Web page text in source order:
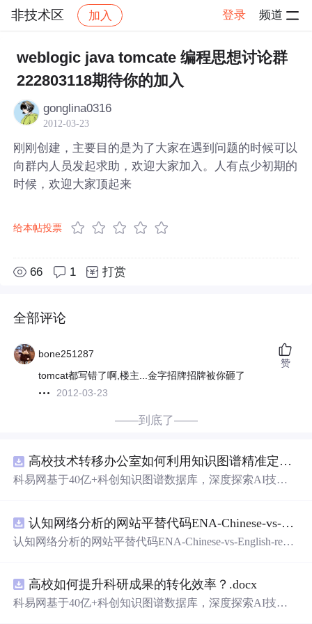
非技术区 加入 登录 频道
非技术区
weblogic java tomcate 编程思想讨论群
222803118期待你的加入
gonglina0316
2012-03-23
刚刚创建，主要目的是为了大家在遇到问题的时候可以
向群内人员发起求助，欢迎大家加入。人有点少初期的
时候，欢迎大家顶起来
给本帖投票
66 1 打赏
全部评论
bone251287
tomcat都写错了啊,楼主...金字招牌招牌被你砸了
2012-03-23
赞
——到底了——
高校技术转移办公室如何利用知识图谱精准定位产业需求与技术适配点？.docx
科易网基于40亿+科创知识图谱数据库，深度探索AI技术
新领域的AI+数智化解决方案，推动科技创新与产业创新
智能化发展。
认知网络分析的网站平替代码ENA-Chinese-vs-English-reproducible.zip
认知网络分析的网站平替代码ENA-Chinese-vs-English-repro
高校如何提升科研成果的转化效率？.docx
科易网基于40亿+科创知识图谱数据库，深度探索AI技术